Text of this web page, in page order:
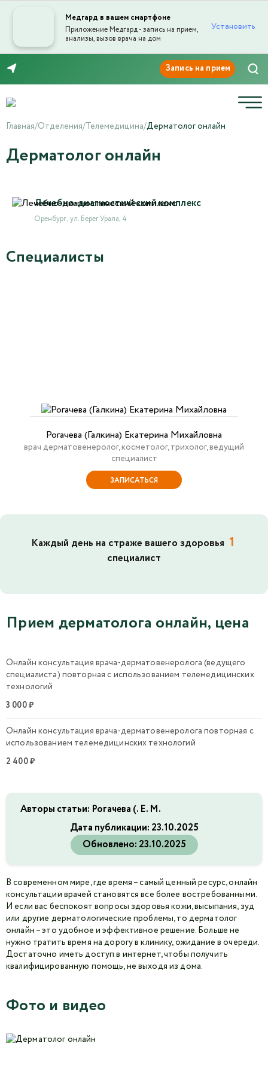
Медгард в вашем смартфоне
Приложение Медгард - запись на прием,
анализы, вызов врача на дом
Установить
Главная/Отделения/Телемедицина/Дерматолог онлайн
Дерматолог онлайн
Лечебно-диагностический комплекс
Оренбург , ул. Берег Урала, 4
Специалисты
Рогачева (Галкина) Екатерина Михайловна
врач дерматовенеролог, косметолог, трихолог, ведущий
специалист
ЗАПИСАТЬСЯ
Каждый день на страже вашего здоровья 1
специалист
Прием дерматолога онлайн, цена
Онлайн консультация врача-дерматовенеролога (ведущего
специалиста) повторная с использованием телемедицинских
технологий
3 000 ₽
Онлайн консультация врача-дерматовенеролога повторная с
использованием телемедицинских технологий
2 400 ₽
Авторы статьи: Рогачева (. Е. М.
Дата публикации: 23.10.2025
Обновлено: 23.10.2025
В современном мире, где время – самый ценный ресурс, онлайн
консультации врачей становятся все более востребованными.
И если вас беспокоят вопросы здоровья кожи, высыпания, зуд
или другие дерматологические проблемы, то дерматолог
онлайн – это удобное и эффективное решение. Больше не
нужно тратить время на дорогу в клинику, ожидание в очереди.
Достаточно иметь доступ в интернет, чтобы получить
квалифицированную помощь, не выходя из дома.
Фото и видео